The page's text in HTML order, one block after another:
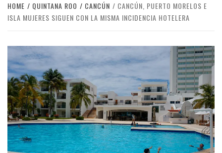
HOME QUINTANA ROO CANCÚN
CANCÚN, PUERTO MORELOS E
ISLA MUJERES SIGUEN CON LA MISMA INCIDENCIA HOTELERA